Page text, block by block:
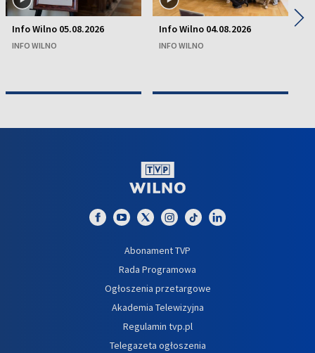
Info Wilno 05.08.2026
INFO WILNO
Info Wilno 04.08.2026
INFO WILNO
▶
Abonament TVP
Rada Programowa
Ogłoszenia przetargowe
Akademia Telewizyjna
Regulamin tvp.pl
Telegazeta ogłoszenia